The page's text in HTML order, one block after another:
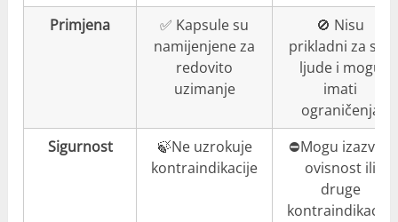
Primjena
✅ Kapsule su
namijenjene za
redovito
uzimanje
🚫 Nisu
prikladni za sve
ljude i mogu
imati
ograničenja
Sigurnost
🍃Ne uzrokuje
kontraindikacije
⛔️Mogu izazvati
ovisnost ili
druge
kontraindikacije